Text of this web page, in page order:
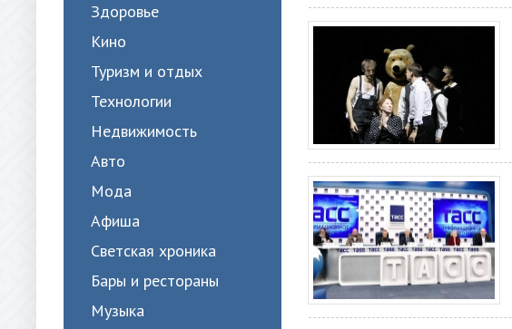
Здоровье
Кино
Туризм и отдых
Технологии
Недвижимость
Авто
Мода
Афиша
Светская хроника
Бары и рестораны
Музыка